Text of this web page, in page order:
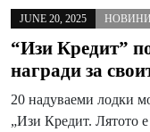
JUNE 20, 2025 НОВИНИ
“Изи Кредит”
награди за
20 надуваеми лодки
„Изи Кредит. Лятото